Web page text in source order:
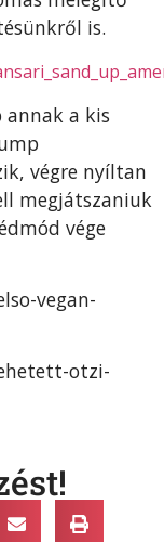
is.
a kis
végre nyíltan
megjátszaniuk
vége
vegan-
otzi-